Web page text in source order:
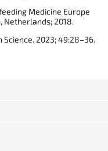
Medicine Europe
Netherlands; 2018.
Science. 2023; 49:28–36.